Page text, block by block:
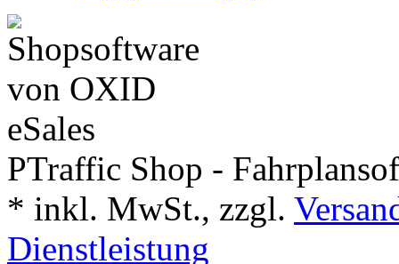
PTraffic Shop -
* inkl. MwSt., zzgl.
Dienstleistung